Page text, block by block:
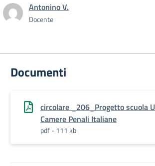
Antonino V.
Docente
Documenti
circolare _206_Progetto scuola
Camere Penali Italiane
pdf - 111 kb